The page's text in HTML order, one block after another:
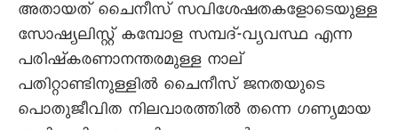
അതായത് ചെെനീസ് സവിശേഷതകളോടെയുള്ള
സോഷ്യലിസ്റ്റ് കമ്പോള സമ്പദ്-വ്യവസ്ഥ എന്ന
പരിഷ്കരണാനന്തരമുള്ള നാല്
പതിറ്റാണ്ടിനുള്ളിൽ ചെെനീസ് ജനതയുടെ
പൊതുജീവിത നിലവാരത്തിൽ തന്നെ ഗണ്യമായ